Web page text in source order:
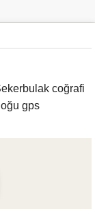
coğrafi
gps